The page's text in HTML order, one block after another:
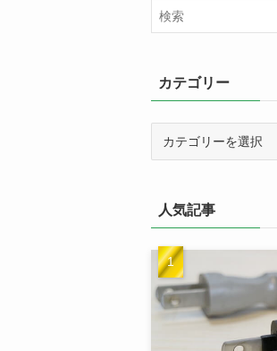
カテゴリー
ー人気記事